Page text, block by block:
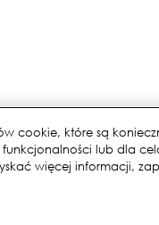
cookie, które są
lub dla
więcej informacji,